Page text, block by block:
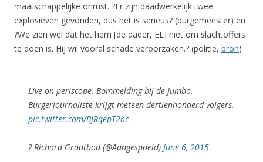
maatschappelijke onrust. ?Er zijn daadwerkelijk twee
explosieven gevonden, dus het is serieus? (burgemeester) en
?We zien wel dat het hem [de dader, EL] niet om slachtoffers
te doen is. Hij wil vooral schade veroorzaken.? (politie, bron)
Live on periscope. Bommelding bij de Jumbo.
Burgerjournaliste krijgt meteen dertienhonderd volgers.
pic.twitter.com/BJRqepT2hc
? Richard Grootbod (@Aangespoeld) June 6, 2015